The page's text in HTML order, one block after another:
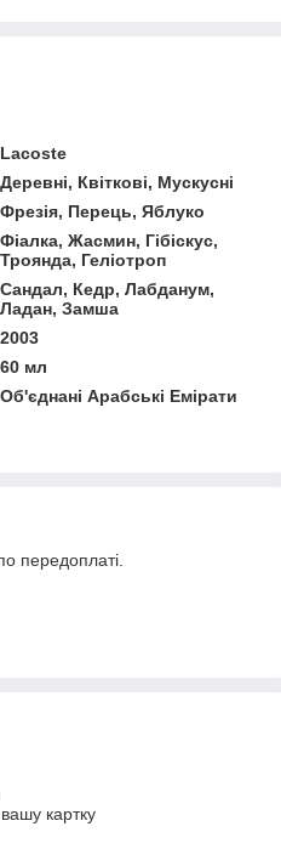
Lacoste
Деревні, Квіткові, Мускусні
Фрезія, Перець, Яблуко
Фіалка, Жасмин, Гібіскус,
Троянда, Геліотроп
Сандал, Кедр, Лабданум,
Ладан, Замша
2003
60 мл
Об'єднані Арабські Емірати
передоплаті.
картку